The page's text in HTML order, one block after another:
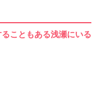
こともある浅瀬にいる